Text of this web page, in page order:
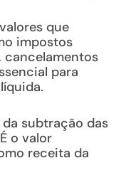
que
impostos
cancelamentos
para
da subtração das
o valor
receita da